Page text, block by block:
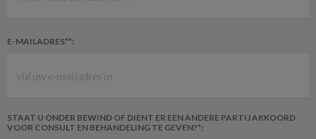
E-MAILADRES**:
STAAT U ONDER BEWIND OF DIENT ER EEN ANDERE PARTIJ AKKOORD
VOOR CONSULT EN BEHANDELING TE GEVEN?*: